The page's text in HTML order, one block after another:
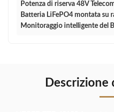
Potenza di riserva 48V
Batteria LiFePO4 montata su
Monitoraggio intelligente del